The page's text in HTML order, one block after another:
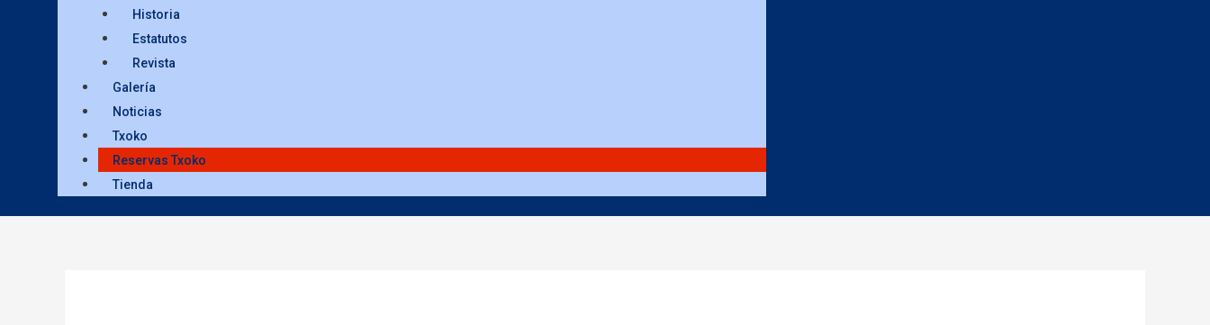
Historia
Estatutos
Revista
Galería
Noticias
Txoko
Reservas Txoko
Tienda